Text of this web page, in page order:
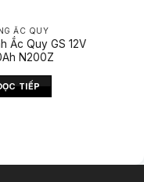
ẮC QUY
Ắc Quy GS 12V
N200Z
TIẾP